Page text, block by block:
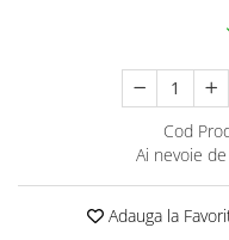
Lampi de veghe
Saltele de infasat
Cod
Ai nevoie
Adauga la